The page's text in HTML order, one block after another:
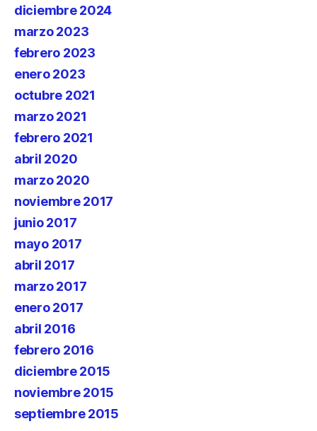
diciembre 2024
marzo 2023
febrero 2023
enero 2023
octubre 2021
marzo 2021
febrero 2021
abril 2020
marzo 2020
noviembre 2017
junio 2017
mayo 2017
abril 2017
marzo 2017
enero 2017
abril 2016
febrero 2016
diciembre 2015
noviembre 2015
septiembre 2015